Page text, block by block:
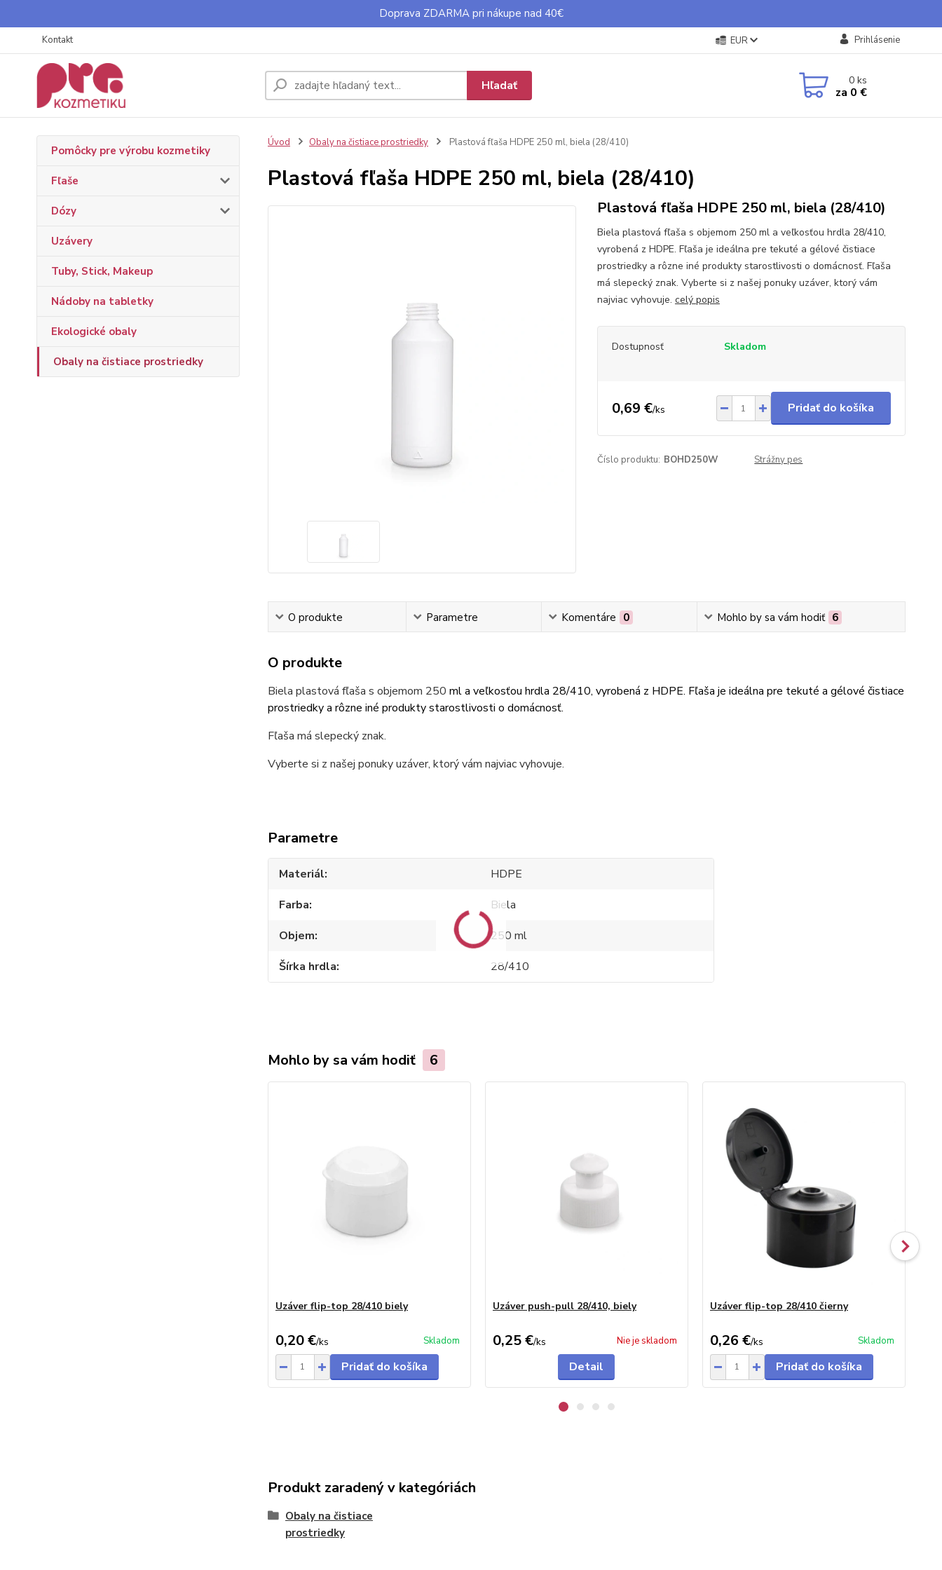
Doprava ZDARMA pri nákupe nad 40€
Kontakt EUR Prihlásenie
Hľadať 0ks
za 0 €
Pomôcky pre výrobu kozmetiky
Fľaše
Dózy
Uzávery
Tuby, Stick, Makeup
Nádoby na tabletky
Ekologické obaly
Obaly na čistiace prostriedky
Úvod Obaly na čistiace prostriedky Plastová fľaša HDPE 250 ml, biela (28/410)
Plastová fľaša HDPE 250 ml, biela (28/410)
Plastová fľaša HDPE 250 ml, biela (28/410)
Biela plastová fľaša s objemom 250 ml a veľkosťou hrdla 28/410,
vyrobená z HDPE. Fľaša je ideálna pre tekuté a gélové čistiace
prostriedky a rôzne iné produkty starostlivosti o domácnosť. Fľaša
má slepecký znak. Vyberte si z našej ponuky uzáver, ktorý vám
najviac vyhovuje. celý popis
Dostupnosť Skladom
0,69 €/ks Pridať do košíka
Číslo produktu: BOHD250W Strážny pes
O produkte Parametre Komentáre 0 Mohlo by sa vám hodiť 6
O produkte
Biela plastová fľaša s objemom 250 ml a veľkosťou hrdla 28/410, vyrobená z HDPE. Fľaša je ideálna pre tekuté a gélové čistiace
prostriedky a rôzne iné produkty starostlivosti o domácnosť.
Fľaša má slepecký znak.
Vyberte si z našej ponuky uzáver, ktorý vám najviac vyhovuje.
Parametre
Materiál
HDPE
Farba
Biela
Objem
250 ml
Šírka hrdla
28/410
Mohlo by sa vám hodiť 6
Uzáver flip-top 28/410 biely
0,20 €/ks Skladom
Pridať do košíka
Uzáver push-pull 28/410, biely
0,25 €/ks Nie je skladom
Detail
Uzáver flip-top 28/410 čierny
0,26 €/ks Skladom
Pridať do košíka
Produkt zaradený v kategóriách
Obaly na čistiace
prostriedky